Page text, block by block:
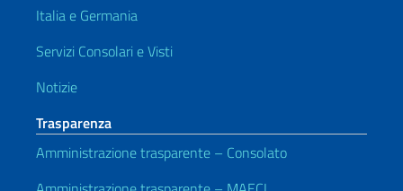
Italia e Germania
Servizi Consolari e Visti
Notizie
Trasparenza
Amministrazione trasparente – Consolato